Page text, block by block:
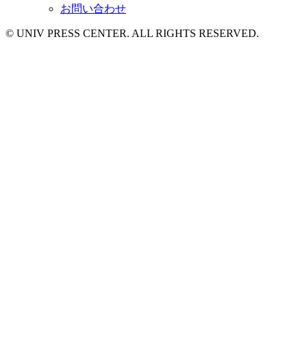
お問い合わせ
© UNIV PRESS CENTER. ALL RIGHTS RESERVED.